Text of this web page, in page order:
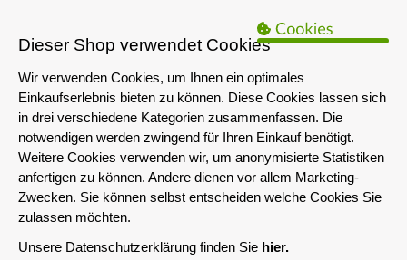
Das servershop-bayern.de Angebot richtet sich nur an
Unternehmen i.S.d. § 14 BGB sowie die öffentliche Hand. Ein Verkauf
an Privatpersonen ist nicht möglich.
MENÜ
Dieser Shop verwendet Cookies
Wir verwenden Cookies, um Ihnen ein optimales
Einkaufserlebnis bieten zu können. Diese Cookies lassen sich
in drei verschiedene Kategorien zusammenfassen. Die
notwendigen werden zwingend für Ihren Einkauf benötigt.
Weitere Cookies verwenden wir, um anonymisierte Statistiken
anfertigen zu können. Andere dienen vor allem Marketing-
Zwecken. Sie können selbst entscheiden welche Cookies Sie
zulassen möchten.
Unsere Datenschutzerklärung finden Sie hier.